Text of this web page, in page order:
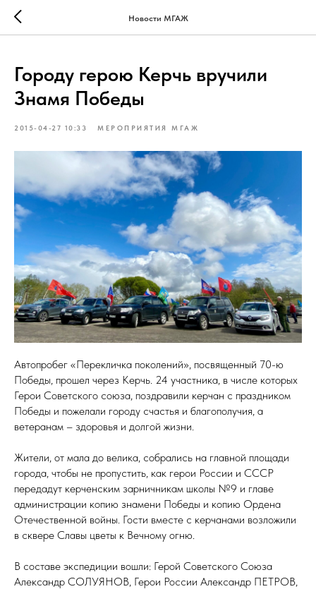
Новости МГАЖ
Городу герою Керчь вручили
Знамя Победы
2015-04-27 10:33 МЕРОПРИЯТИЯ МГАЖ
Автопробег «Перекличка поколений», посвященный 70-ю
Победы, прошел через Керчь. 24 участника, в числе которых
Герои Советского союза, поздравили керчан с праздником
Победы и пожелали городу счастья и благополучия, а
ветеранам – здоровья и долгой жизни.
Жители, от мала до велика, собрались на главной площади
города, чтобы не пропустить, как герои России и СССР
передадут керченским зарничникам школы №9 и главе
администрации копию знамени Победы и копию Ордена
Отечественной войны. Гости вместе с керчанами возложили
в сквере Славы цветы к Вечному огню.
В составе экспедиции вошли: Герой Советского Союза
Александр СОЛУЯНОВ, Герои России Александр ПЕТРОВ,